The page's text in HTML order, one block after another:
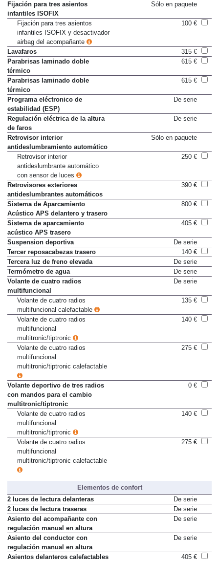
Fijación para tres asientos
infantiles ISOFIX
Sólo en paquete
Fijación para tres asientos
infantiles ISOFIX y desactivador
airbag del acompañante
100 €
Lavafaros
315 €
Parabrisas laminado doble
térmico
615 €
Parabrisas laminado doble
térmico
615 €
Programa eléctronico de
estabilidad (ESP)
De serie
Regulación eléctrica de la altura
de faros
De serie
Retrovisor interior
antideslumbramiento automático
Sólo en paquete
Retrovisor interior
antideslumbrante automático
con sensor de luces
250 €
Retrovisores exteriores
antideslumbrantes automáticos
390 €
Sistema de Aparcamiento
Acústico APS delantero y trasero
800 €
Sistema de aparcamiento
acústico APS trasero
405 €
Suspension deportiva
De serie
Tercer reposacabezas trasero
140 €
Tercera luz de freno elevada
De serie
Termómetro de agua
De serie
Volante de cuatro radios
multifuncional
De serie
Volante de cuatro radios
multifuncional calefactable
135 €
Volante de cuatro radios
multifuncional
multitronic/tiptronic
140 €
Volante de cuatro radios
multifuncional
multitronic/tiptronic calefactable
275 €
Volante deportivo de tres radios
con mandos para el cambio
multitronic/tiptronic
0 €
Volante de cuatro radios
multifuncional
multitronic/tiptronic
140 €
Volante de cuatro radios
multifuncional
multitronic/tiptronic calefactable
275 €
Elementos de confort
2 luces de lectura delanteras
De serie
2 luces de lectura traseras
De serie
Asiento del acompañante con
regulación manual en altura
De serie
Asiento del conductor con
regulación manual en altura
De serie
Asientos delanteros calefactables
405 €